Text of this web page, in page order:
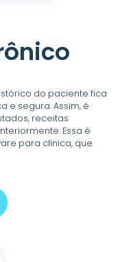
do paciente fica
e segura. Assim, é
receitas
Essa é
para clínica, que